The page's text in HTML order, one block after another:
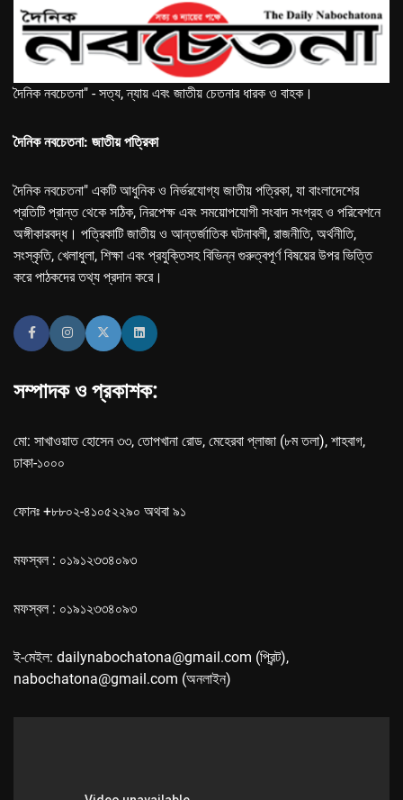
দৈনিক নবচেতনা" - সত্য, ন্যায় এবং জাতীয় চেতনার ধারক ও বাহক।
দৈনিক নবচেতনা: জাতীয় পত্রিকা
দৈনিক নবচেতনা" একটি আধুনিক ও নির্ভরযোগ্য জাতীয় পত্রিকা, যা বাংলাদেশের
প্রতিটি প্রান্ত থেকে সঠিক, নিরপেক্ষ এবং সময়োপযোগী সংবাদ সংগ্রহ ও পরিবেশনে
অঙ্গীকারবদ্ধ। পত্রিকাটি জাতীয় ও আন্তর্জাতিক ঘটনাবলী, রাজনীতি, অর্থনীতি,
সংস্কৃতি, খেলাধুলা, শিক্ষা এবং প্রযুক্তিসহ বিভিন্ন গুরুত্বপূর্ণ বিষয়ের উপর ভিত্তি
করে পাঠকদের তথ্য প্রদান করে।
সম্পাদক ও প্রকাশক:
মো: সাখাওয়াত হোসেন ৩৩, তোপখানা রোড, মেহেরবা প্লাজা (৮ম তলা), শাহবাগ,
ঢাকা-১০০০
ফোনঃ +৮৮০২-৪১০৫২২৯০ অথবা ৯১
মফস্বল : ০১৯১২৩৩৪০৯৩
মফস্বল : ০১৯১২৩৩৪০৯৩
ই-মেইল: dailynabochatona@gmail.com (প্রিন্ট),
nabochatona@gmail.com (অনলাইন)